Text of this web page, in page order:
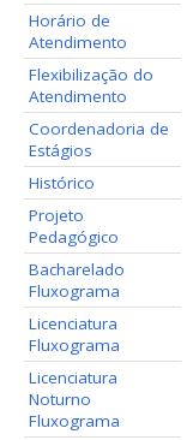
Horário de
Atendimento
Flexibilização do
Atendimento
Coordenadoria de
Estágios
Histórico
Projeto
Pedagógico
Bacharelado
Fluxograma
Licenciatura
Fluxograma
Licenciatura
Noturno
Fluxograma